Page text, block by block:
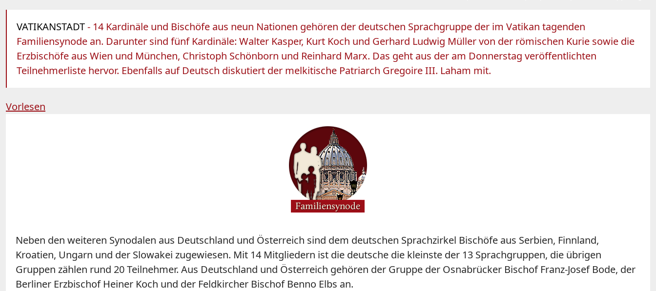
VATIKANSTADT- 14 Kardinäle und Bischöfe aus neun Nationen gehören der deutschen Sprachgruppe der im Vatikan tagenden
Familiensynode an. Darunter sind fünf Kardinäle: Walter Kasper, Kurt Koch und Gerhard Ludwig Müller von der römischen Kurie sowie die
Erzbischöfe aus Wien und München, Christoph Schönborn und Reinhard Marx. Das geht aus der am Donnerstag veröffentlichten
Teilnehmerliste hervor. Ebenfalls auf Deutsch diskutiert der melkitische Patriarch Gregoire III. Laham mit.
Vorlesen
Neben den weiteren Synodalen aus Deutschland und Österreich sind dem deutschen Sprachzirkel Bischöfe aus Serbien, Finnland,
Kroatien, Ungarn und der Slowakei zugewiesen. Mit 14 Mitgliedern ist die deutsche die kleinste der 13 Sprachgruppen, die übrigen
Gruppen zählen rund 20 Teilnehmer. Aus Deutschland und Österreich gehören der Gruppe der Osnabrücker Bischof Franz-Josef Bode, der
Berliner Erzbischof Heiner Koch und der Feldkircher Bischof Benno Elbs an.